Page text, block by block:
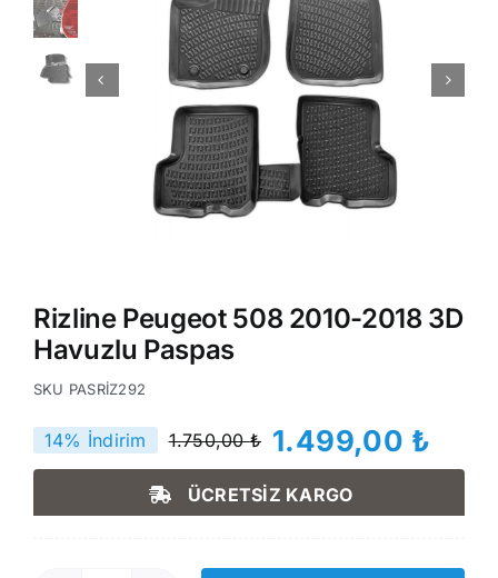
Rizline Peugeot 508 2010-2018 3D
Havuzlu Paspas
SKU PASRİZ292
1.750,00₺
Orijinal
fiyat:
1.750,00 ₺.
1.499,00 ₺
Şu
andaki
fiyat:
1.499,00 ₺.
14% İndirim
ÜCRETSİZ KARGO